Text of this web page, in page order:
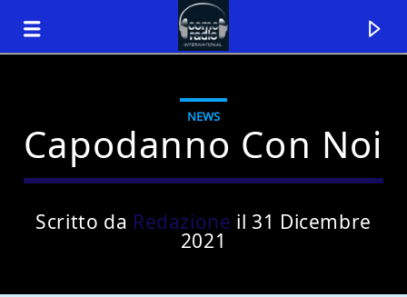
NEWS
Capodanno Con Noi
Scritto da Redazione il 31 Dicembre
2021